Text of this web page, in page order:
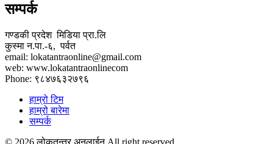
सम्पर्क
गण्डकी प्रदेश मिडिया प्रा.लि
कुस्मा न.पा.-६, पर्वत
email: lokatantraonline@gmail.com
web: www.lokatantraonlinecom
Phone: ९८४७६३२७९६
हाम्रो टिम
हाम्रो बारेमा
सम्पर्क
© 2026 लोकतन्त्र अनलाईन All right reserved